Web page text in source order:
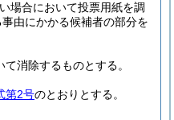
場合において投票用紙を調
由にかかる候補者の部分を
消除するものとする。
第2号のとおりとする。